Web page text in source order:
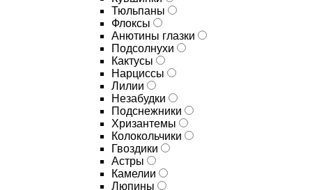
Тюльпаны
Флоксы
Анютины глазки
Подсолнухи
Кактусы
Нарциссы
Лилии
Незабудки
Подснежники
Хризантемы
Колокольчики
Гвоздики
Астры
Камелии
Люпины